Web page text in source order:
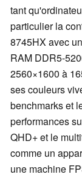
tant
particulier la
8745HX avec
RAM DDR5-
2560×1600 à
ses couleurs
benchmarks et
performances
QHD+ et le
comme un
une machine